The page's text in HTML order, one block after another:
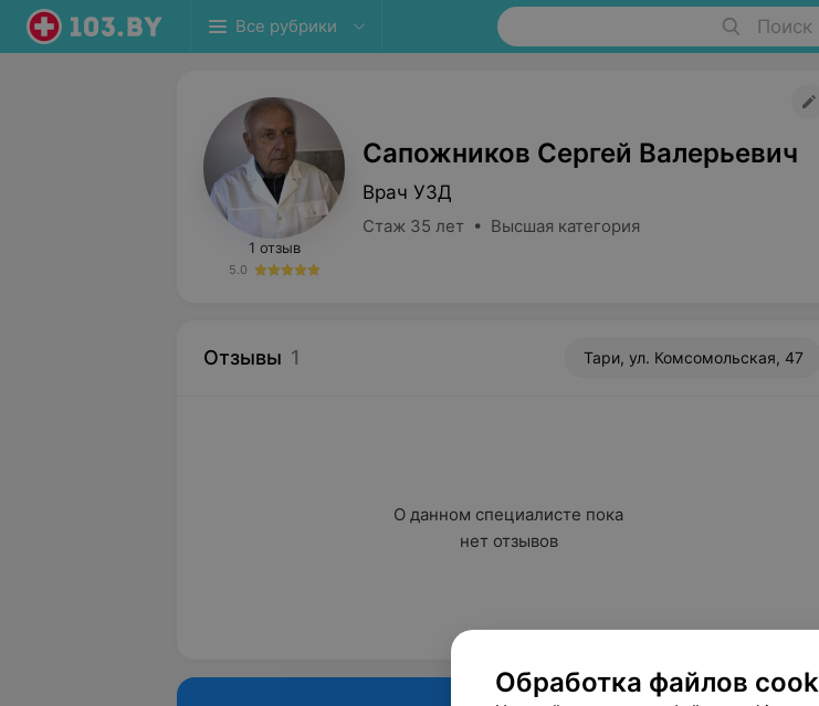
Все рубрики Поиск
1 отзыв
5.0
Сапожников Сергей Валерьевич
Врач УЗД
Стаж 35 лет • Высшая категория
Отзывы 1 Тари, ул. Комсомольская, 47
О данном специалисте пока
нет отзывов
Обработка файлов